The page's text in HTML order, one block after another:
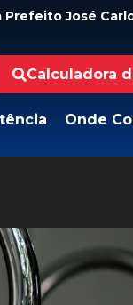
Prefeito José
Calculadora
Onde